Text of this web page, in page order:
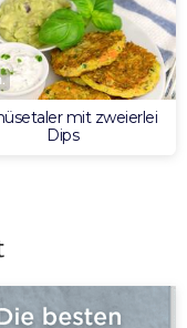
mit zweierlei
Dips